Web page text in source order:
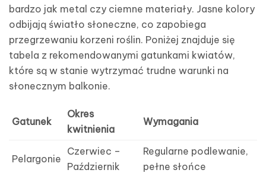
bardzo jak metal czy ciemne materiały. Jasne kolory
odbijają światło słoneczne, co zapobiega
przegrzewaniu korzeni roślin. Poniżej znajduje się
tabela z rekomendowanymi gatunkami kwiatów,
które są w stanie wytrzymać trudne warunki na
słonecznym balkonie.
Gatunek
Okres
kwitnienia
Wymagania
Pelargonie
Czerwiec –
Październik
Regularne podlewanie,
pełne słońce